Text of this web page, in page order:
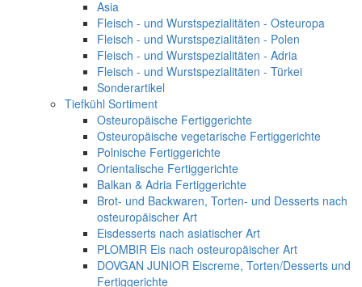
Asia
Fleisch - und Wurstspezialitäten - Osteuropa
Fleisch - und Wurstspezialitäten - Polen
Fleisch - und Wurstspezialitäten - Adria
Fleisch - und Wurstspezialitäten - Türkei
Sonderartikel
Tiefkühl Sortiment
Osteuropäische Fertiggerichte
Osteuropäische vegetarische Fertiggerichte
Polnische Fertiggerichte
Orientalische Fertiggerichte
Balkan & Adria Fertiggerichte
Brot- und Backwaren, Torten- und Desserts nach
osteuropäischer Art
Eisdesserts nach asiatischer Art
PLOMBIR Eis nach osteuropäischer Art
DOVGAN JUNIOR Eiscreme, Torten/Desserts und
Fertiggerichte